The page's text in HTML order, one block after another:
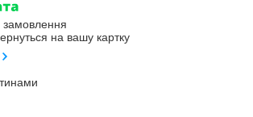
замовлення
на вашу картку